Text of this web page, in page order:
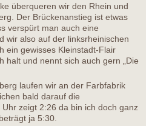
überqueren wir den Rhein und
Der Brückenanstieg ist etwas
verspürt man auch eine
wir also auf der linksrheinischen
ein gewisses Kleinstadt-Flair
halt und nennt sich auch gern „Die
laufen wir an der Farbfabrik
bald darauf die
zeigt 2:26 da bin ich doch ganz
ja 5:30.